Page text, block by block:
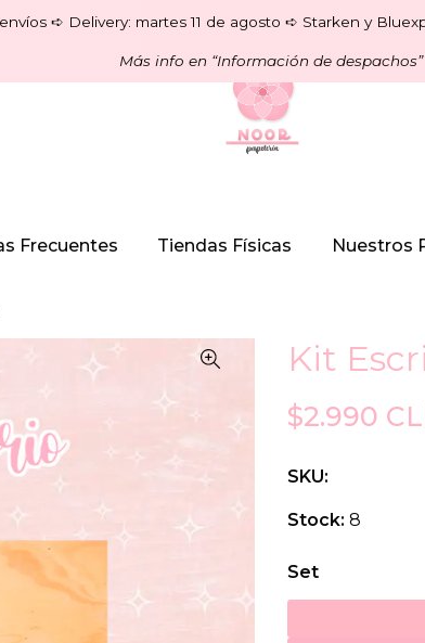
➪ Delivery: martes 11 de agosto ➪ Starken y
Más info en “Información de despachos”
Frecuentes Tiendas Físicas Nuestros
Kit
$2.990
SKU:
Stock: 8
Set